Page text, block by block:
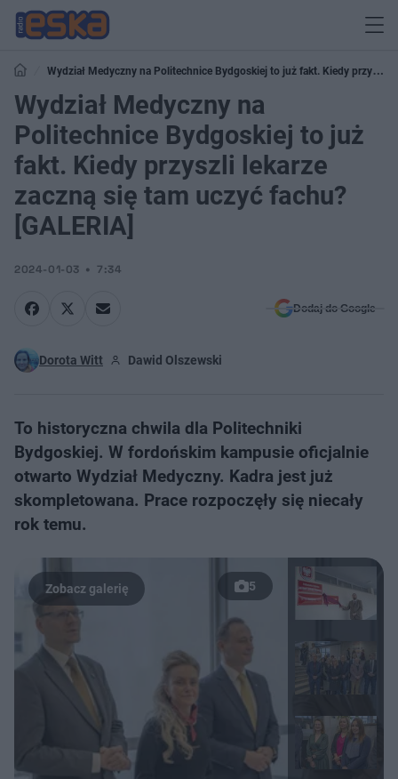
Wydział Medyczny na Politechnice Bydgoskiej to już fakt. Kiedy przyszli
lekarze zaczną się tam uczyć fachu? [GALERIA]
Wydział Medyczny na
Politechnice Bydgoskiej to już
fakt. Kiedy przyszli lekarze
zaczną się tam uczyć fachu?
[GALERIA]
2024-01-03 7:34
Dodaj do Google
Dorota Witt Dawid Olszewski
​To historyczna chwila dla Politechniki
Bydgoskiej. W fordońskim kampusie oficjalnie
otwarto Wydział Medyczny. Kadra jest już
skompletowana. Prace rozpoczęły się niecały
rok temu.
5